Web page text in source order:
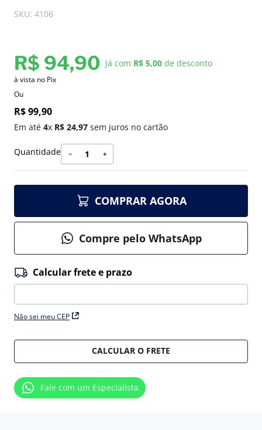
SKU: 4106
R$ 94,90 Já com R$ 5,00 de desconto
à vista no Pix
Ou
R$99,90
Em até 4x R$ 24,97 sem juros no cartão
Quantidade ＋
－
COMPRAR AGORA
Compre pelo WhatsApp
Não sei meu CEP
CALCULAR O FRETE
Fale com um Especialista